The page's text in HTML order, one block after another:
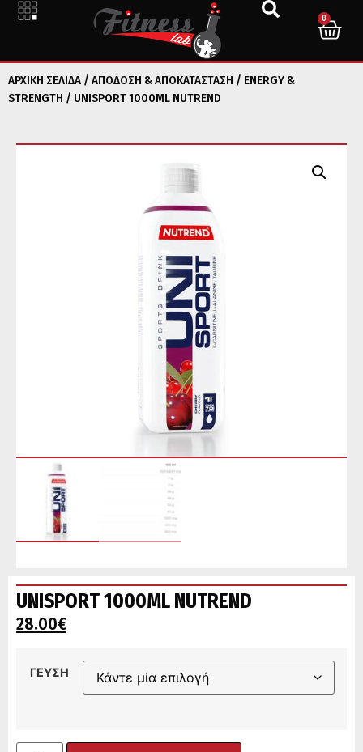
0
ΑΡΧΙΚΉ ΣΕΛΊΔΑ / ΑΠΟΔΟΣΗ & ΑΠΟΚΑΤΑΣΤΑΣΗ / ENERGY &
STRENGTH / UNISPORT 1000ML NUTREND
UNISPORT 1000ML NUTREND
28.00€
ΓΕΥΣΗ